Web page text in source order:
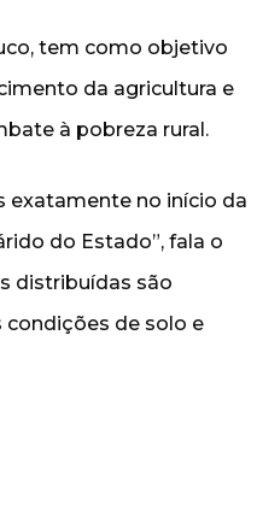
tem como objetivo
da agricultura e
à pobreza rural.
exatamente no início da
do Estado”, fala o
distribuídas são
condições de solo e